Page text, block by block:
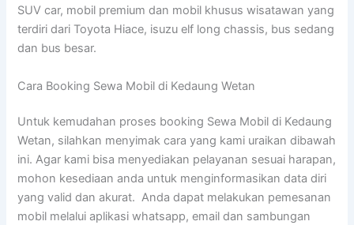
SUV car, mobil premium dan mobil khusus wisatawan yang
terdiri dari Toyota Hiace, isuzu elf long chassis, bus sedang
dan bus besar.
Cara Booking Sewa Mobil di Kedaung Wetan
Untuk kemudahan proses booking Sewa Mobil di Kedaung
Wetan, silahkan menyimak cara yang kami uraikan dibawah
ini. Agar kami bisa menyediakan pelayanan sesuai harapan,
mohon kesediaan anda untuk menginformasikan data diri
yang valid dan akurat. Anda dapat melakukan pemesanan
mobil melalui aplikasi whatsapp, email dan sambungan